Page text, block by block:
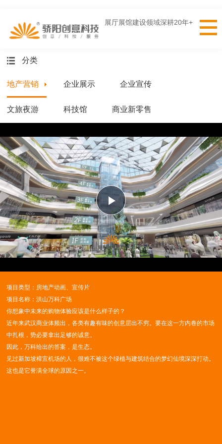
展厅展馆建设领域深耕20年+
分类
地产营销 企业展示 企业宣传
文旅夜游 科技馆 商业新零售
Play
Video
项目类型：房地产动画、宣传片
项目名称：洪山万科广场
你想象中未来的购物体验应该是什么样子的？
近年来武汉商业体频出，各类有趣有味的创意层出不穷。要在这一方内卷的市场
中扎根，势必要拿出足够的诚意。
因此，万科给出的答案，是生态。
见过新加坡樟宜机场的人，很难不被这个绿植与建筑结合的梦幻仙境深深打动。
这也是它誉满全球的原因之一。